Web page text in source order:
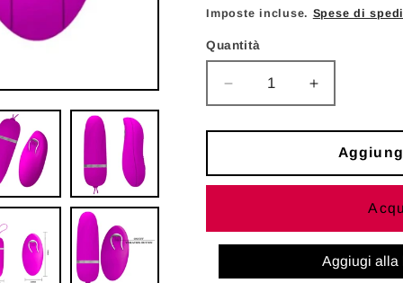
di
Imposte incluse. Spese di
Quantità
Diminuisci
quantità
per
LOVE
-
VIBRANTE
DEBBY
Aumenta
quantità
per
PRETTY
LOVE
-
VIBRANTE
DEBBY
CON
Aggiugi alla